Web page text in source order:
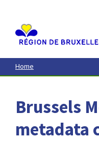
contenu
principal
Home
Brussels
metadata